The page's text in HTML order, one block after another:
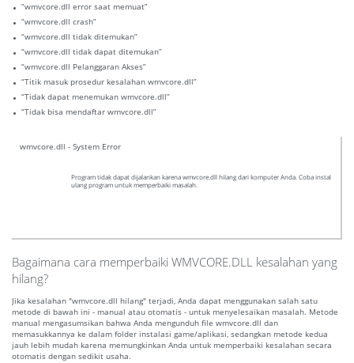
“wmvcore.dll error saat memuat”
“wmvcore.dll crash”
“wmvcore.dll tidak ditemukan”
“wmvcore.dll tidak dapat ditemukan”
“wmvcore.dll Pelanggaran Akses”
“Titik masuk prosedur kesalahan wmvcore.dll”
“Tidak dapat menemukan wmvcore.dll”
“Tidak bisa mendaftar wmvcore.dll”
wmvcore.dll - System Error
Program tidak dapat dijalankan karena wmvcore.dll hilang dari komputer Anda. Coba instal
ulang program untuk memperbaiki masalah.
Bagaimana cara memperbaiki WMVCORE.DLL kesalahan yang
hilang?
Jika kesalahan "wmvcore.dll hilang" terjadi, Anda dapat menggunakan salah satu
metode di bawah ini - manual atau otomatis - untuk menyelesaikan masalah. Metode
manual mengasumsikan bahwa Anda mengunduh file wmvcore.dll dan
memasukkannya ke dalam folder instalasi game/aplikasi, sedangkan metode kedua
jauh lebih mudah karena memungkinkan Anda untuk memperbaiki kesalahan secara
otomatis dengan sedikit usaha.